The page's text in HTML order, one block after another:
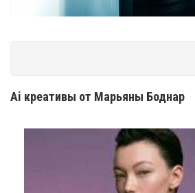
Ai креативы от Марьяны Боднар